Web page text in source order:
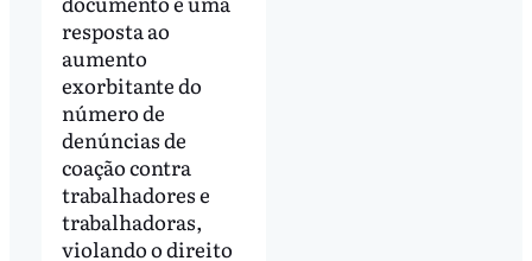
resposta ao
aumento
exorbitante do
número de
denúncias de
coação contra
trabalhadores e
trabalhadoras,
violando o direito